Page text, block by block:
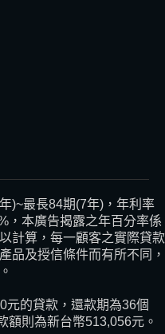
)~最長84期(7年)，年利率
，本廣告揭露之年百分率係
計算，每一顧客之實際貸款
品及授信條件而有所不同，
元的貸款，還款期為36個
額則為新台幣513,056元。